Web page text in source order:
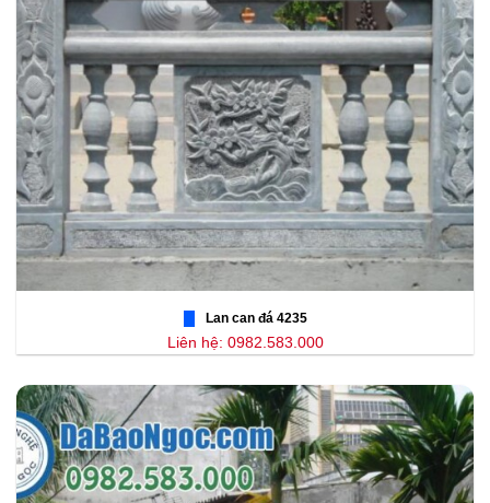
Lan can đá 4235
Liên hệ: 0982.583.000